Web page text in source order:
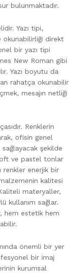
bulunmaktadır.
Yazı tipi,
okunabilirliği direkt
bir yazı tipi
New Roman gibi
Yazı boyutu da
rahatça okunabilir
mesajın netliği
Renklerin
ofisin genel
şekilde
ve pastel tonlar
renkler enerjik bir
kalitesi
materyaller,
kullanım sağlar.
hem estetik hem
önemli bir yer
bir imaj
kurumsal